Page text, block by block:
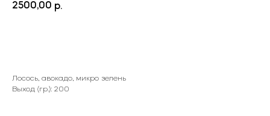
2500,00 р.
Лосось, авокадо, микро зелень
Выход (гр.): 200